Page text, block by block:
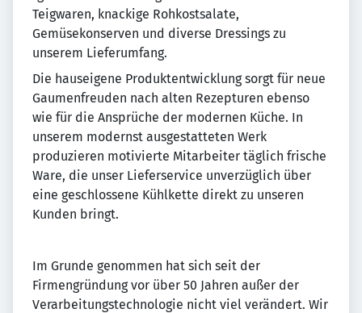
Teigwaren, knackige Rohkostsalate,
Gemüsekonserven und diverse Dressings zu
unserem Lieferumfang.
Die hauseigene Produktentwicklung sorgt für neue
Gaumenfreuden nach alten Rezepturen ebenso
wie für die Ansprüche der modernen Küche. In
unserem modernst ausgestatteten Werk
produzieren motivierte Mitarbeiter täglich frische
Ware, die unser Lieferservice unverzüglich über
eine geschlossene Kühlkette direkt zu unseren
Kunden bringt.
Im Grunde genommen hat sich seit der
Firmengründung vor über 50 Jahren außer der
Verarbeitungstechnologie nicht viel verändert. Wir